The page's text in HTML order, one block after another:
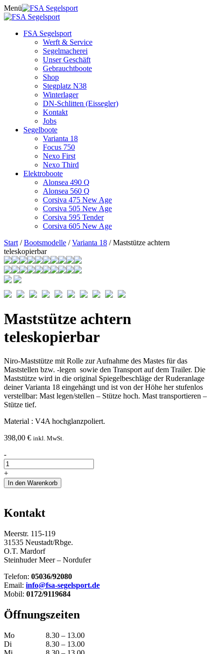
Skip
to
Menü
FSA Segelsport
Werft & Service
Segelmacherei
Unser Geschäft
Gebrauchtboote
Shop
Stegplatz N38
Winterlager
DN-Schlitten (Eissegler)
Kontakt
Jobs
Segelboote
Varianta 18
Focus 750
Nexo First
Nexo Third
Elektroboote
Alonsea 490 Q
Alonsea 560 Q
Corsiva 475 New Age
Corsiva 505 New Age
Corsiva 595 Tender
Corsiva 605 New Age
Start /Bootsmodelle /Varianta 18 / Maststütze achtern
teleskopierbar
Maststütze achtern
teleskopierbar
Niro-Maststütze mit Rolle zur Aufnahme des Mastes für das
Maststellen bzw. -legen sowie den Transport auf dem Trailer. Die
Maststütze wird in die original Spiegelbeschläge der Ruderanlage
deiner Varianta 18 eingehängt und ist von der Höhe her stufenlos
verstellbar: Mast legen/stellen – Stütze hoch. Mast transportieren –
Stütze tief.
Material : V4A hochglanzpoliert.
398,00 € inkl. MwSt.
Maststütze
achtern
teleskopierbar
Menge
-
+
In den Warenkorb
Kontakt
Meerstr. 115-119
31535 Neustadt/Rbge.
O.T. Mardorf
Steinhuder Meer – Nordufer
Telefon: 05036/92080
Email: info@fsa-segelsport.de
Mobil: 0172/9119684
Öffnungszeiten
Mo
8.30 – 13.00
Di
8.30 – 13.00